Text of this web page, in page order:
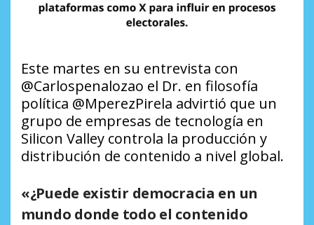
Este martes en su entrevista con
@Carlospenalozao el Dr. en filosofía
política @MperezPirela advirtió que un
grupo de empresas de tecnología en
Silicon Valley controla la producción y
distribución de contenido a nivel global.
«¿Puede existir democracia en un
mundo donde todo el contenido